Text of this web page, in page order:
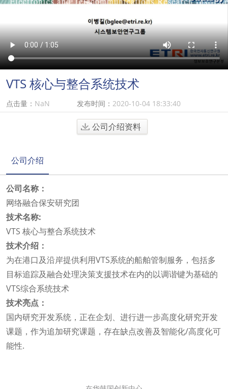
VTS 核心与整合系统技术
点击量： NaN 发布时间： 2020-10-04 18:33:40
公司介绍资料
公司介绍
公司名称：
网络融合保安研究团
技术名称:
VTS 核心与整合系统技术
技术介绍：
为在港口及沿岸提供利用VTS系统的船舶管制服务，包括多
目标追踪及融合处理决策支援技术在内的以调谐键为基础的
VTS综合系统技术
技术亮点：
国内研究开发系统，正在企划、进行进一步高度化研究开发
课题，作为追加研究课题，存在缺点改善及智能化/高度化可
能性.